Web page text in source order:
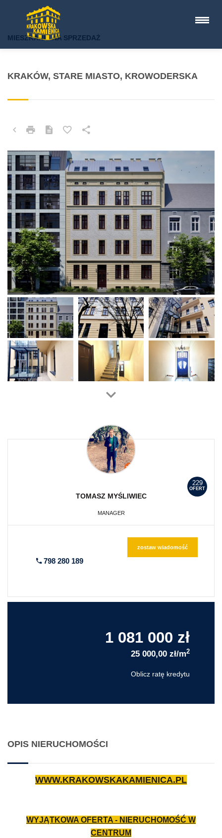
KRAKÓW, STARE MIASTO, KROWODERSKA
MIESZKANIE NA SPRZEDAŻ
229
OFERT
TOMASZ MYŚLIWIEC
MANAGER
798 280 189
zostaw wiadomość
1 081 000 zł
25 000,00 zł/m2
Oblicz ratę kredytu
OPIS NIERUCHOMOŚCI
WWW.KRAKOWSKAKAMIENICA.PL
WYJĄTKOWA OFERTA - NIERUCHOMOŚĆ W
CENTRUM